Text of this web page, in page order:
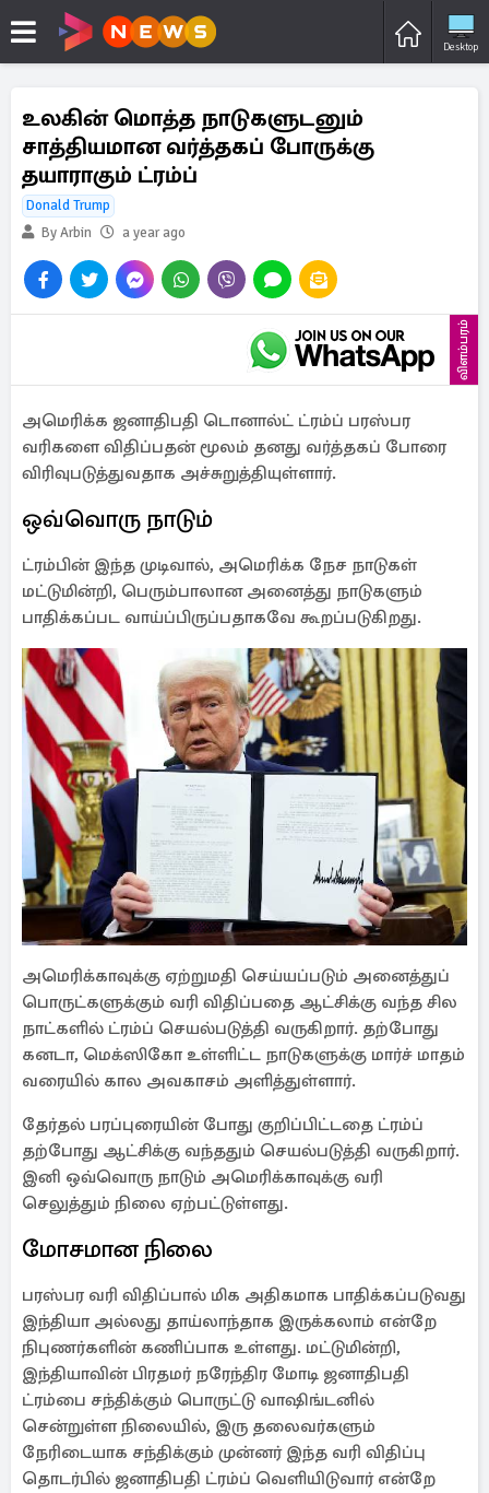
Desktop
உலகின் மொத்த நாடுகளுடனும்
சாத்தியமான வர்த்தகப் போருக்கு
தயாராகும் ட்ரம்ப்
Donald Trump
By Arbin
a year ago
விளம்பரம்
அமெரிக்க ஜனாதிபதி டொனால்ட் ட்ரம்ப் பரஸ்பர
வரிகளை விதிப்பதன் மூலம் தனது வர்த்தகப் போரை
விரிவுபடுத்துவதாக அச்சுறுத்தியுள்ளார்.
ஒவ்வொரு நாடும்
ட்ரம்பின் இந்த முடிவால், அமெரிக்க நேச நாடுகள்
மட்டுமின்றி, பெரும்பாலான அனைத்து நாடுகளும்
பாதிக்கப்பட வாய்ப்பிருப்பதாகவே கூறப்படுகிறது.
அமெரிக்காவுக்கு ஏற்றுமதி செய்யப்படும் அனைத்துப்
பொருட்களுக்கும் வரி விதிப்பதை ஆட்சிக்கு வந்த சில
நாட்களில் ட்ரம்ப் செயல்படுத்தி வருகிறார். தற்போது
கனடா, மெக்ஸிகோ உள்ளிட்ட நாடுகளுக்கு மார்ச் மாதம்
வரையில் கால அவகாசம் அளித்துள்ளார்.
தேர்தல் பரப்புரையின் போது குறிப்பிட்டதை ட்ரம்ப்
தற்போது ஆட்சிக்கு வந்ததும் செயல்படுத்தி வருகிறார்.
இனி ஒவ்வொரு நாடும் அமெரிக்காவுக்கு வரி
செலுத்தும் நிலை ஏற்பட்டுள்ளது.
மோசமான நிலை
பரஸ்பர வரி விதிப்பால் மிக அதிகமாக பாதிக்கப்படுவது
இந்தியா அல்லது தாய்லாந்தாக இருக்கலாம் என்றே
நிபுணர்களின் கணிப்பாக உள்ளது. மட்டுமின்றி,
இந்தியாவின் பிரதமர் நரேந்திர மோடி ஜனாதிபதி
ட்ரம்பை சந்திக்கும் பொருட்டு வாஷிங்டனில்
சென்றுள்ள நிலையில், இரு தலைவர்களும்
நேரிடையாக சந்திக்கும் முன்னர் இந்த வரி விதிப்பு
தொடர்பில் ஜனாதிபதி ட்ரம்ப் வெளியிடுவார் என்றே